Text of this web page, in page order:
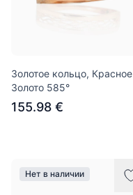
Золотое кольцо, Красное
Золото 585°
155.98 €
Нет в наличии